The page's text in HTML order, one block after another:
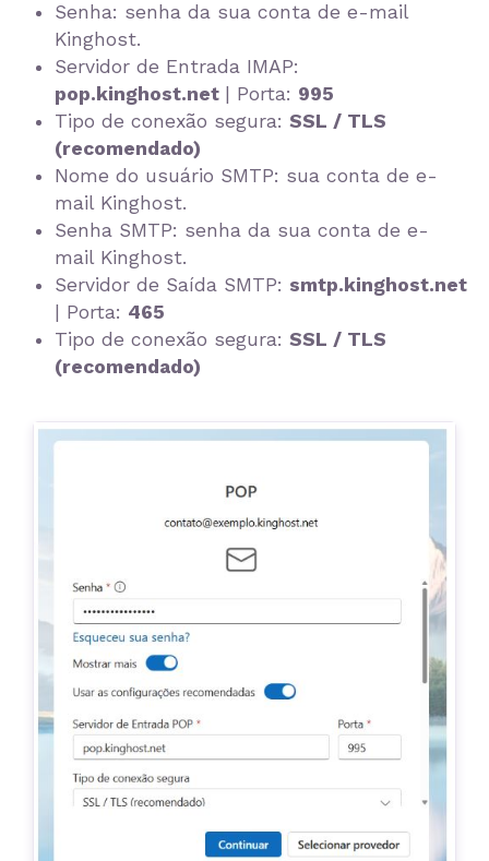
Senha: senha da sua conta de e-mail
Kinghost.
Servidor de Entrada IMAP:
pop.kinghost.net
| Porta: 995
Tipo de conexão segura: SSL / TLS
(recomendado)
Nome do usuário SMTP: sua conta de e-
mail Kinghost.
Senha SMTP: senha da sua conta de e-
mail Kinghost.
Servidor de Saída SMTP: smtp.kinghost.net
| Porta: 465
Tipo de conexão segura: SSL / TLS
(recomendado)